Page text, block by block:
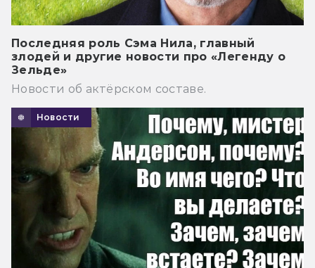
Последняя роль Сэма Нила, главный
злодей и другие новости про «Легенду о
Зельде»
Новости об актёрском составе.
Новости